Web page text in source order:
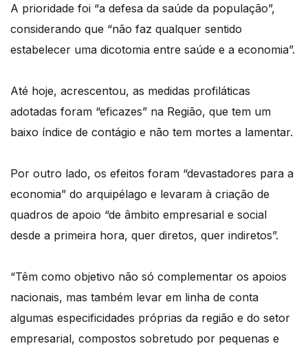
A prioridade foi “a defesa da saúde da população”,
considerando que “não faz qualquer sentido
estabelecer uma dicotomia entre saúde e a economia”.
Até hoje, acrescentou, as medidas profiláticas
adotadas foram “eficazes” na Região, que tem um
baixo índice de contágio e não tem mortes a lamentar.
Por outro lado, os efeitos foram “devastadores para a
economia” do arquipélago e levaram à criação de
quadros de apoio “de âmbito empresarial e social
desde a primeira hora, quer diretos, quer indiretos”.
“Têm como objetivo não só complementar os apoios
nacionais, mas também levar em linha de conta
algumas especificidades próprias da região e do setor
empresarial, compostos sobretudo por pequenas e